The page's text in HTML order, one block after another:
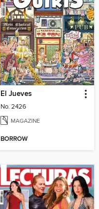
El Jueves
No. 2426
MAGAZINE
BORROW